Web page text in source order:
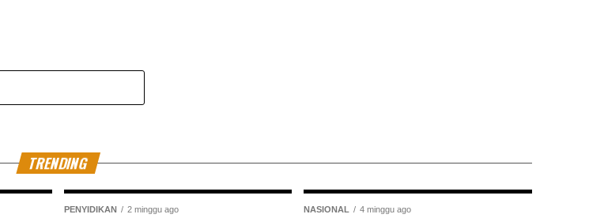
TRENDING
PENYIDIKAN 2 minggu ago NASIONAL 4 minggu ago